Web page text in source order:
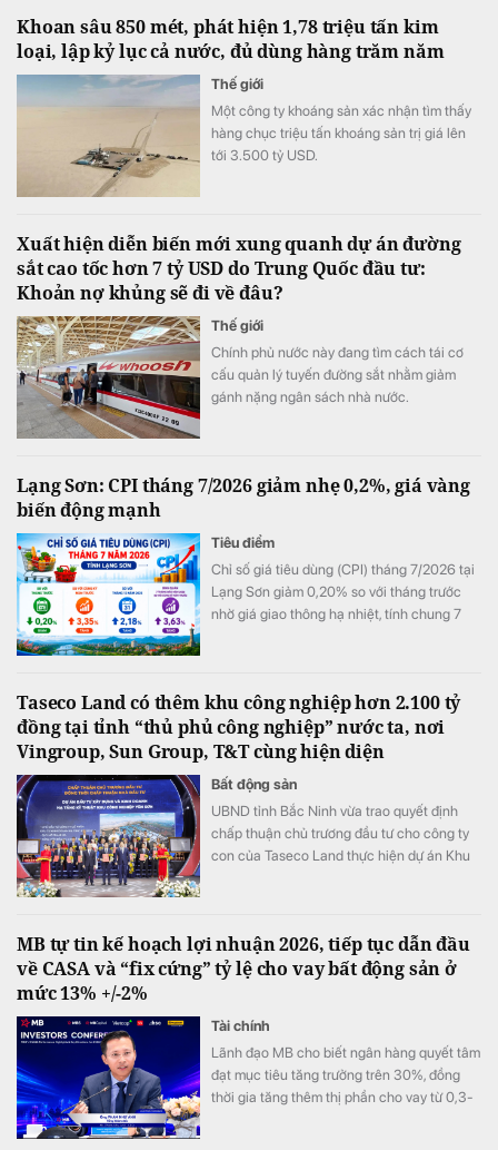
Khoan sâu 850 mét, phát hiện 1,78 triệu tấn kim
loại, lập kỷ lục cả nước, đủ dùng hàng trăm năm
Thế giới
Một công ty khoáng sản xác nhận tìm thấy
hàng chục triệu tấn khoáng sản trị giá lên
tới 3.500 tỷ USD.
Xuất hiện diễn biến mới xung quanh dự án đường
sắt cao tốc hơn 7 tỷ USD do Trung Quốc đầu tư:
Khoản nợ khủng sẽ đi về đâu?
Thế giới
Chính phủ nước này đang tìm cách tái cơ
cấu quản lý tuyến đường sắt nhằm giảm
gánh nặng ngân sách nhà nước.
Lạng Sơn: CPI tháng 7/2026 giảm nhẹ 0,2%, giá vàng
biến động mạnh
Tiêu điểm
Chỉ số giá tiêu dùng (CPI) tháng 7/2026 tại
Lạng Sơn giảm 0,20% so với tháng trước
nhờ giá giao thông hạ nhiệt, tính chung 7
Taseco Land có thêm khu công nghiệp hơn 2.100 tỷ
đồng tại tỉnh “thủ phủ công nghiệp” nước ta, nơi
Vingroup, Sun Group, T&T cùng hiện diện
Bất động sản
UBND tỉnh Bắc Ninh vừa trao quyết định
chấp thuận chủ trương đầu tư cho công ty
con của Taseco Land thực hiện dự án Khu
MB tự tin kế hoạch lợi nhuận 2026, tiếp tục dẫn đầu
về CASA và “fix cứng” tỷ lệ cho vay bất động sản ở
mức 13% +/-2%
Tài chính
Lãnh đạo MB cho biết ngân hàng quyết tâm
đạt mục tiêu tăng trưởng trên 30%, đồng
thời gia tăng thêm thị phần cho vay từ 0,3-